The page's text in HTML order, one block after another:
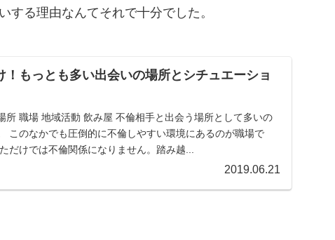
する理由なんてそれで十分でした。
！もっとも多い出会いの場所とシチュエーショ
所 職場 地域活動 飲み屋 不倫相手と出会う場所として多いの
このなかでも圧倒的に不倫しやすい環境にあるのが職場で
だけでは不倫関係になりません。踏み越...
2019.06.21